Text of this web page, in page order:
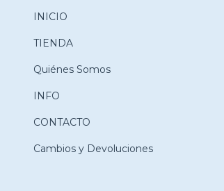
INICIO
TIENDA
Quiénes Somos
INFO
CONTACTO
Cambios y Devoluciones